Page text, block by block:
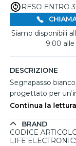
RESO ENTRO
Siamo disponibili
9:00
DESCRIZIONE
Segnapasso
progettato per
scatola 506L.
che consente di
ideale per creare
Continua la lettura
BRAND
CODICE
LIFE